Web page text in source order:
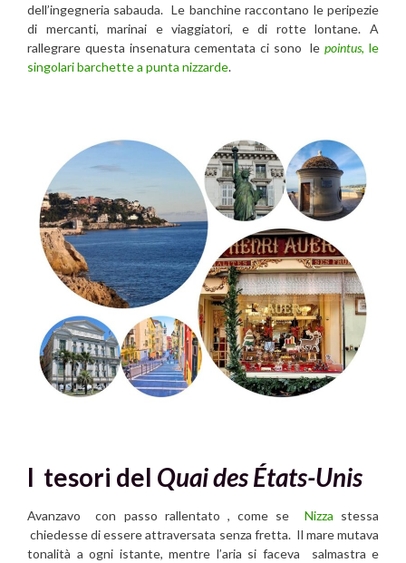
dell’ingegneria sabauda. Le banchine raccontano le peripezie
di mercanti, marinai e viaggiatori, e di rotte lontane. A
rallegrare questa insenatura cementata ci sono lepointus, le
singolari barchette a punta nizzarde.
I tesori del Quai des États-Unis
Avanzavo con passo rallentato , come se Nizza stessa
chiedesse di essere attraversata senza fretta. Il mare mutava
tonalità a ogni istante, mentre l’aria si faceva salmastra e